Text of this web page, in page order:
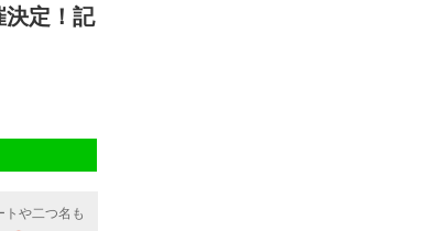
決定！記
や二つ名も